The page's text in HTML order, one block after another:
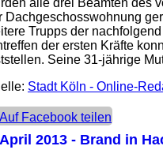
alle drei Beamten des
Dachgeschosswohnung
Trupps der
der ersten Kräfte
Seine 31-jährige
Stadt Köln - Online-
Auf Facebook teilen
2013 - Brand in